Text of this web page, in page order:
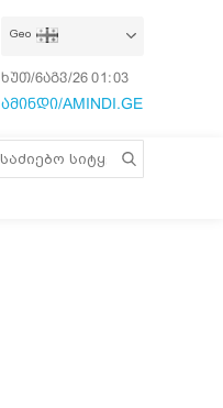
Geo
ხუთ/6აგვ/26 01:04:01
ამინდი/AMINDI.GE